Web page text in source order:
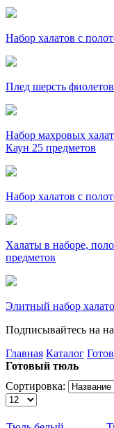
Набор халатов с
Плед шерсть
Набор махровых
Каун 25 предметов
Набор халатов с
Халаты в наборе,
предметов
Элитный набор
Подписывайтесь на
Главная Каталог
Готовый тюль
Сортировка: